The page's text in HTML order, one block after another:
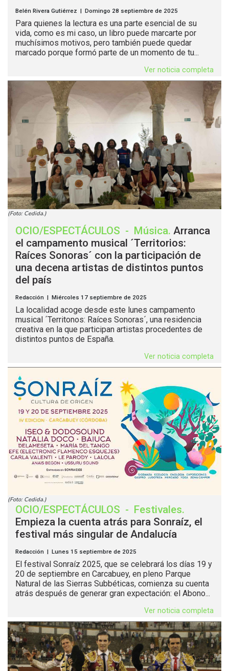
Belén Rivera Gutiérrez | Domingo 28 septiembre de 2025
Para quienes la lectura es una parte esencial de su
vida, como es mi caso, un libro puede marcarte por
muchísimos motivos, pero también puede quedar
marcado porque formó parte de un momento de tu...
Ver noticia completa
(Foto: Cedida.)
OCIO/ESPECTÁCULOS - Música. Arranca
el campamento musical ´Territorios:
Raíces Sonoras´ con la participación de
una decena artistas de distintos puntos
del país
Redacción | Miércoles 17 septiembre de 2025
La localidad acoge desde este lunes campamento
musical ´Territonos: Raíces Sonoras´, una residencia
creativa en la que participan artistas procedentes de
distintos puntos de España.
Ver noticia completa
(Foto: Cedida.)
OCIO/ESPECTÁCULOS - Festivales.
Empieza la cuenta atrás para Sonraíz, el
festival más singular de Andalucía
Redacción | Lunes 15 septiembre de 2025
El festival Sonraíz 2025, que se celebrará los días 19 y
20 de septiembre en Carcabuey, en pleno Parque
Natural de las Sierras Subbéticas, comienza su cuenta
atrás después de generar gran expectación: el Abono...
Ver noticia completa